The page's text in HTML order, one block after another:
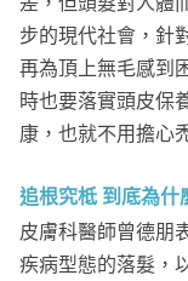
步的現代社會，針
再為頂上無毛感到
時也要落實頭皮保
康，也就不用擔心
追根究柢 到底為什
皮膚科醫師曾德朋
疾病型態的落髮，